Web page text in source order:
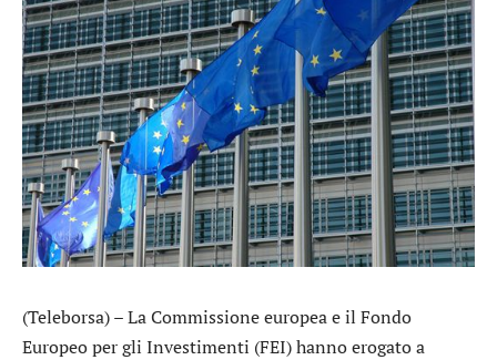
(Teleborsa) – La Commissione europea e il Fondo
Europeo per gli Investimenti (FEI) hanno erogato a